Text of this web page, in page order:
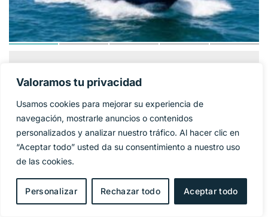
Valoramos tu privacidad
Usamos cookies para mejorar su experiencia de
navegación, mostrarle anuncios o contenidos
personalizados y analizar nuestro tráfico. Al hacer clic en
“Aceptar todo” usted da su consentimiento a nuestro uso
de las cookies.
Personalizar Rechazar todo Aceptar todo
YACHT
Año 2009
27 m
Manga 6,4 m
Combustible Diesel